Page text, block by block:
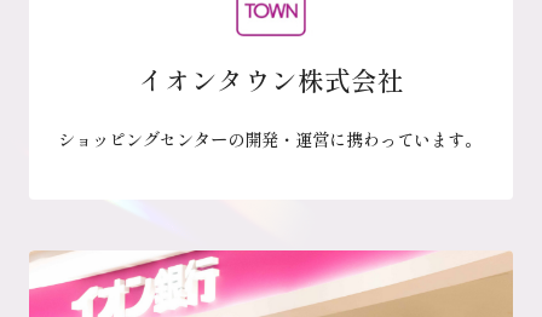
イオンタウン株式会社
ショッピングセンターの開発・運営に携わっています。